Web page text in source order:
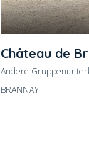
Château de
Andere
BRANNAY